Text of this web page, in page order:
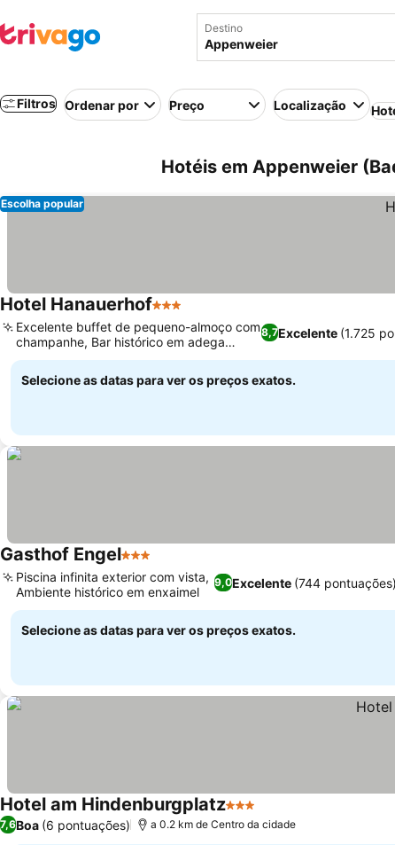
Destino
Filtros Ordenar por Preço Localização
Hotéis em Appenweier
Escolha popular
Hotel Hanauerhof3 Estrelas
8,7Excelente (1.725
Excelente buffet de pequeno-almoço com
champanhe, Bar histórico em adega
abobadada
Selecione as datas para ver os preços exatos.
Gasthof Engel3 Estrelas
9,0Excelente (744 pontuações)
Piscina infinita exterior com vista,
Ambiente histórico em enxaimel
Selecione as datas para ver os preços exatos.
Hotel am Hindenburgplatz3 Estrelas
7,6Boa (6 pontuações) a 0.2 km de Centro da cidade